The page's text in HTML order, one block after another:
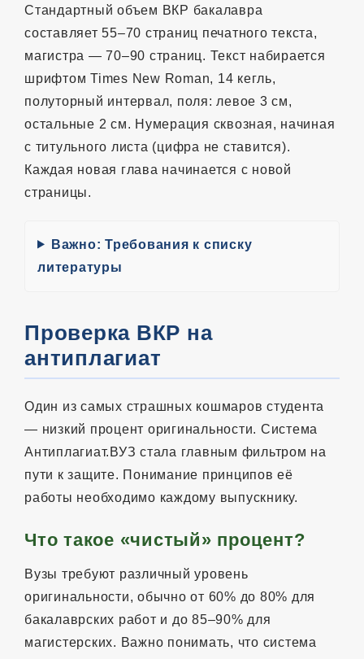
Стандартный объем ВКР бакалавра
составляет 55–70 страниц печатного текста,
магистра — 70–90 страниц. Текст набирается
шрифтом Times New Roman, 14 кегль,
полуторный интервал, поля: левое 3 см,
остальные 2 см. Нумерация сквозная, начиная
с титульного листа (цифра не ставится).
Каждая новая глава начинается с новой
страницы.
Важно: Требования к списку
литературы
Проверка ВКР на
антиплагиат
Один из самых страшных кошмаров студента
— низкий процент оригинальности. Система
Антиплагиат.ВУЗ стала главным фильтром на
пути к защите. Понимание принципов её
работы необходимо каждому выпускнику.
Что такое «чистый» процент?
Вузы требуют различный уровень
оригинальности, обычно от 60% до 80% для
бакалаврских работ и до 85–90% для
магистерских. Важно понимать, что система